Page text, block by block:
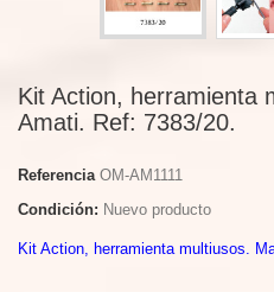
Kit Action, herramienta
Amati. Ref: 7383/20.
Referencia OM-AM1111
Condición: Nuevo producto
Kit Action, herramienta multiusos.